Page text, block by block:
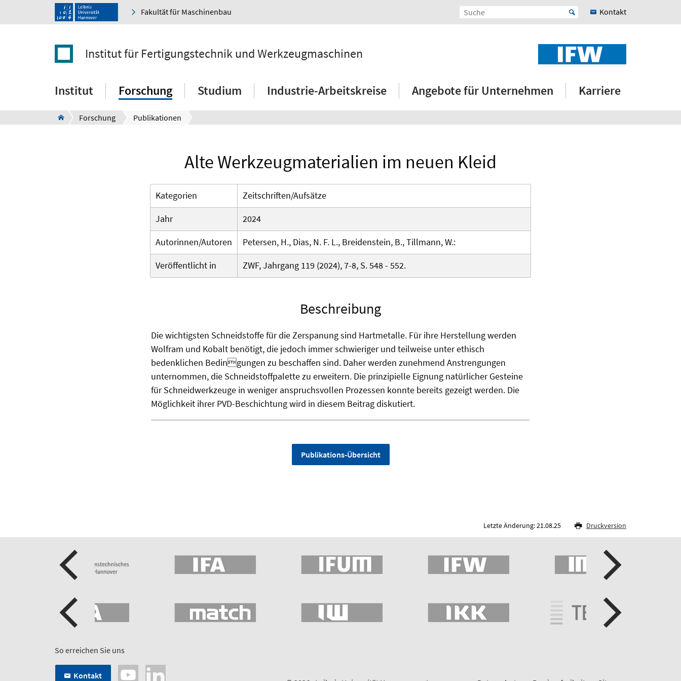
Fakultät für Maschinenbau Kontakt
Institut für Fertigungstechnik und Werkzeugmaschinen
Institut Forschung Studium Industrie-Arbeitskreise Angebote für Unternehmen Karriere
Forschung Publikationen
Alte Werkzeugmaterialien im neuen Kleid
Kategorien
Zeitschriften/Aufsätze
Jahr
2024
Autorinnen/Autoren
Petersen, H., Dias, N. F. L., Breidenstein, B., Tillmann, W.:
Veröffentlicht in
ZWF, Jahrgang 119 (2024), 7-8, S. 548 - 552.
Beschreibung
Die wichtigsten Schneidstoffe für die Zerspanung sind Hartmetalle. Für ihre Herstellung werden
Wolfram und Kobalt benötigt, die jedoch immer schwieriger und teilweise unter ethisch
bedenklichen Bedingungen zu beschaffen sind. Daher werden zunehmend Anstrengungen
unternommen, die Schneidstoffpalette zu erweitern. Die prinzipielle Eignung natürlicher Gesteine
für Schneidwerkzeuge in weniger anspruchsvollen Prozessen konnte bereits gezeigt werden. Die
Möglichkeit ihrer PVD-Beschichtung wird in diesem Beitrag diskutiert.
Publikations-Übersicht
Letzte Änderung: 21.08.25 Druckversion
So erreichen Sie uns
Kontakt